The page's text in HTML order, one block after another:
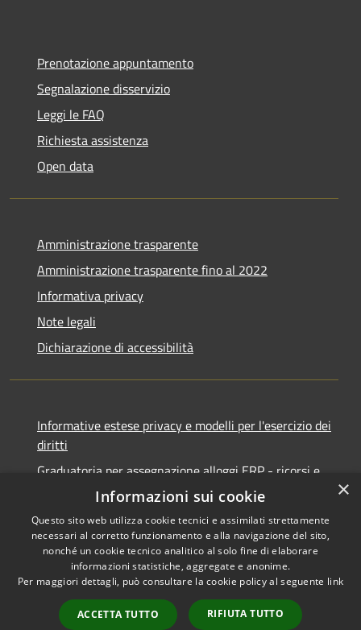
Prenotazione appuntamento
Segnalazione disservizio
Leggi le FAQ
Richiesta assistenza
Open data
Amministrazione trasparente
Amministrazione trasparente fino al 2022
Informativa privacy
Note legali
Dichiarazione di accessibilità
Informative estese privacy e modelli per l'esercizio dei
diritti
Graduatoria per assegnazione alloggi ERP - ricorsi e
Accessibilità
Copyright © 2026 • Comune di
Ancona • Powered by
Municipium•
Accesso
×
Informazioni sui cookie
Questo sito web utilizza cookie tecnici e assimilati strettamente
necessari al corretto funzionamento e alla navigazione del sito,
nonché un cookie tecnico analitico al solo fine di elaborare
informazioni statistiche, aggregate e anonime.
Per maggiori dettagli, può consultare la cookie policy al seguente link
ACCETTA TUTTO RIFIUTA TUTTO